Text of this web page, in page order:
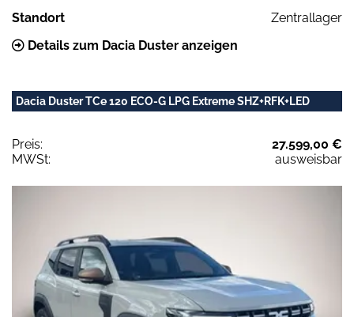
Standort
Zentrallager
Details zum Dacia Duster anzeigen
Dacia Duster TCe 120 ECO-G LPG Extreme SHZ+RFK+LED
Preis:
27.599,00 €
MWSt:
ausweisbar